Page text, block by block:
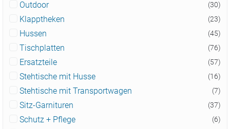
Outdoor (30)
Klapptheken (23)
Hussen (45)
Tischplatten (76)
Ersatzteile (57)
Stehtische mit Husse (16)
Stehtische mit Transportwagen (7)
Sitz-Garnituren (37)
Schutz + Pflege (6)